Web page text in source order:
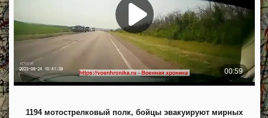
1194 мотострелковый полк, бойцы эвакуируют мирных